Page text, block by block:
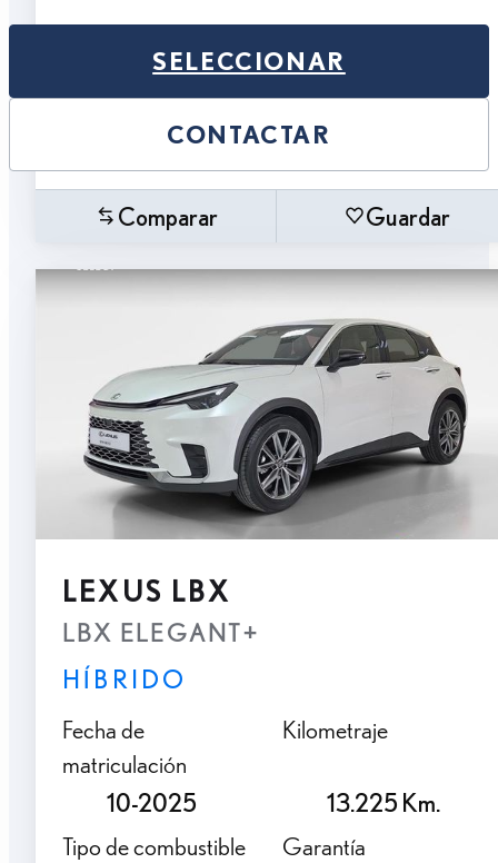
SELECCIONAR
CONTACTAR
Comparar Guardar
LEXUS LBX
LBX ELEGANT+
HÍBRIDO
Fecha de
matriculación
10-2025
Kilometraje
13.225 Km.
Tipo de combustible
Garantía